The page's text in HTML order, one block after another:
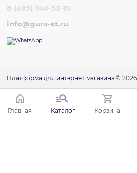
8 (495) 740-53-81
info@guru-st.ru
Платформа для интернет магазина © 2026
Главная Каталог Корзина